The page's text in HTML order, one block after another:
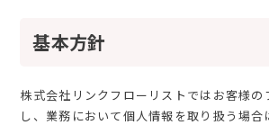
基本方針
株式会社リンクフローリストではお客様
し、業務において個人情報を取り扱う場